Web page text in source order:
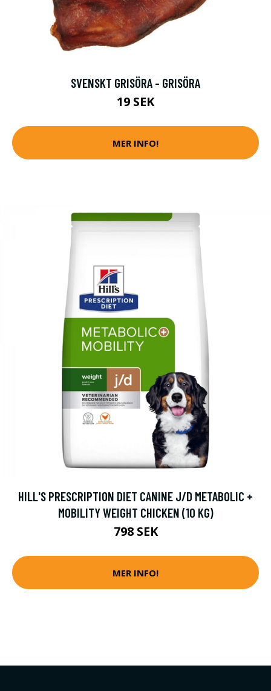
SVENSKT GRISÖRA - GRISÖRA
19 SEK
MER INFO!
HILL'S PRESCRIPTION DIET CANINE J/D METABOLIC +
MOBILITY WEIGHT CHICKEN (10 KG)
798 SEK
MER INFO!